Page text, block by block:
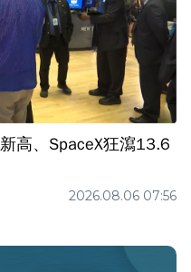
高、SpaceX狂瀉13.6
2026.08.06 07:56